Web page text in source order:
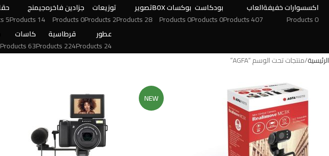
اكسسوارات خفيفة
0 Products
العاب
407 Products
بودكاست
0 Products
بوكسات BOX
0 Products
تصوير
28 Products
توزيعات
2 Products
جزادين فاخره
0 Products
جيمنج
14 Products
5 Products
عطور
24 Products
قرطاسية
224 Products
كاسات
63 Products
الرئيسية منتجات تحت الوسم “AGFA”
NEW